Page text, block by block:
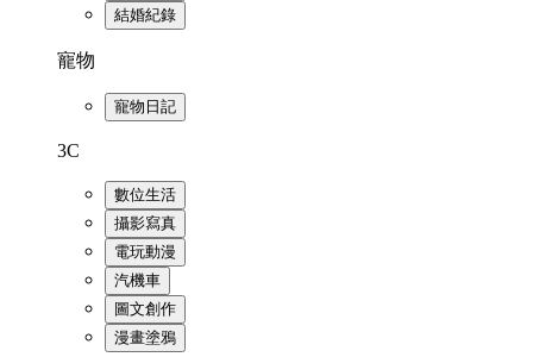
結婚紀錄
寵物
寵物日記
3C
數位生活
攝影寫真
電玩動漫
汽機車
圖文創作
漫畫塗鴉